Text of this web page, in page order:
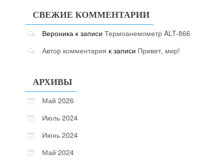
СВЕЖИЕ КОММЕНТАРИИ
Вероника к записи Термоанемометр ALT-866
Автор комментария к записи Привет, мир!
АРХИВЫ
Май 2026
Июль 2024
Июнь 2024
Май 2024